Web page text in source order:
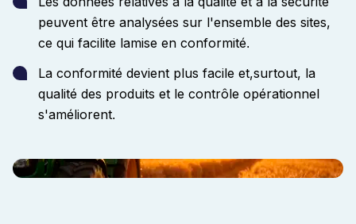
peuvent être analysées sur l'ensemble des sites,
ce qui facilite lamise en conformité.
La conformité devient plus facile et,surtout, la
qualité des produits et le contrôle opérationnel
s'améliorent.